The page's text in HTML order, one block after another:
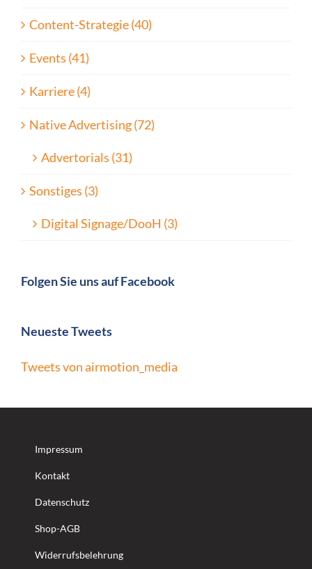
Content-Strategie (40)
Events (41)
Karriere (4)
Native Advertising (72)
Advertorials (31)
Sonstiges (3)
Digital Signage/DooH (3)
Folgen Sie uns auf Facebook
Neueste Tweets
Tweets von airmotion_media
Impressum
Kontakt
Datenschutz
Shop-AGB
Widerrufsbelehrung